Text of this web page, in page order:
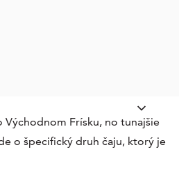
Východnom Frísku, no tunajšie
o špecifický druh čaju, ktorý je